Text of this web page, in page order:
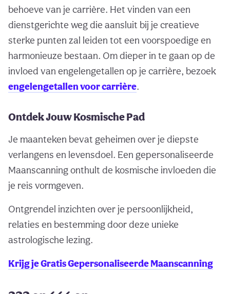
behoeve van je carrière. Het vinden van een
dienstgerichte weg die aansluit bij je creatieve
sterke punten zal leiden tot een voorspoedige en
harmonieuze bestaan. Om dieper in te gaan op de
invloed van engelengetallen op je carrière, bezoek
engelengetallen voor carrière.
Ontdek Jouw Kosmische Pad
Je maanteken bevat geheimen over je diepste
verlangens en levensdoel. Een gepersonaliseerde
Maanscanning onthult de kosmische invloeden die
je reis vormgeven.
Ontgrendel inzichten over je persoonlijkheid,
relaties en bestemming door deze unieke
astrologische lezing.
Krijg je Gratis Gepersonaliseerde Maanscanning